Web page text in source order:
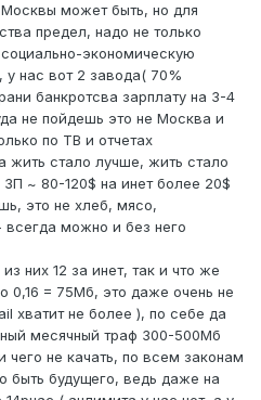
может быть, но для
предел, надо не только
экономическую
у нас вот 2 завода( 70%
банкротсва зарплату на 3-4
не пойдешь это не Москва и
по ТВ и отчетах
жить стало лучше, жить стало
~ 80-120$ на инет более 20$
это не хлеб, мясо,
всегда можно и без него
них 12 за инет, так и что же
0,16 = 75Мб, это даже очень не
хватит не более ), по себе да
месячный траф 300-500Мб
чего не качать, по всем законам
быть будущего, ведь даже на